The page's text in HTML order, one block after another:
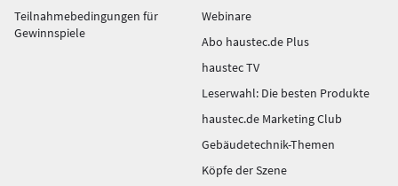
Teilnahmebedingungen für
Gewinnspiele
Webinare
Abo haustec.de Plus
haustec TV
Leserwahl: Die besten Produkte
haustec.de Marketing Club
Gebäudetechnik-Themen
Köpfe der Szene